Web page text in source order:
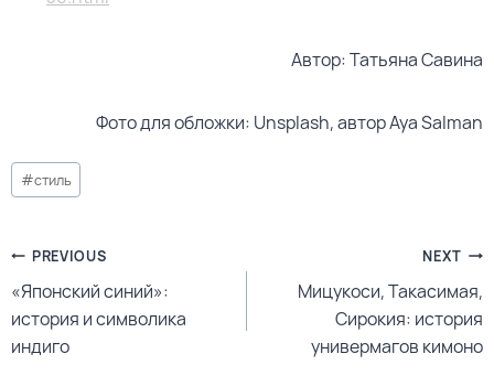
Автор: Татьяна Савина
Фото для обложки: Unsplash, автор Aya Salman
#стиль
PREVIOUS
«Японский синий»:
история и символика
индиго
NEXT
Мицукоси, Такасимая,
Сирокия: история
универмагов кимоно